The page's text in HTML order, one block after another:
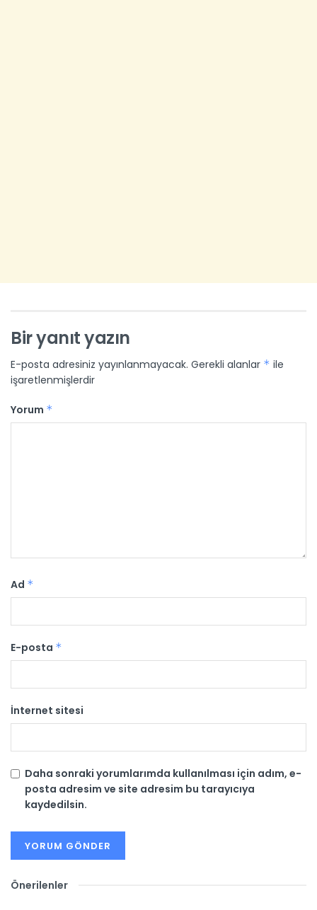
Bir yanıt yazın
E-posta adresiniz yayınlanmayacak. Gerekli alanlar * ile
işaretlenmişlerdir
Yorum *
Ad *
E-posta *
İnternet sitesi
Daha sonraki yorumlarımda kullanılması için adım, e-
posta adresim ve site adresim bu tarayıcıya
kaydedilsin.
Önerilenler